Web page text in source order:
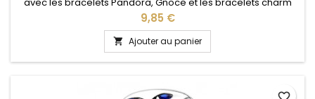
de notre site idéal pour : Noël, Saint Valentin, anniversaire,
anniversaire de mariage
Prix
9,85 €
 Ajouter au panier